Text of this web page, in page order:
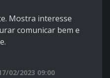
Mostra interesse
comunicar bem e
02/2023 09:00